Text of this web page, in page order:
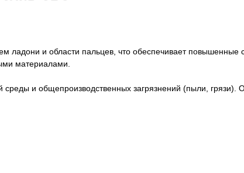
ладони и области пальцев, что обеспечивает
материалами.
и общепроизводственных загрязнений (пыли,